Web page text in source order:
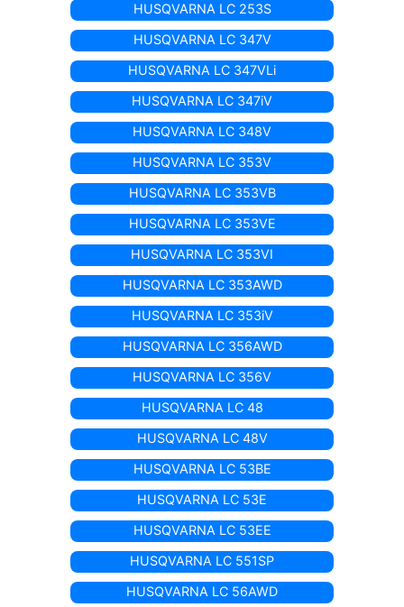
HUSQVARNA LC 253S
HUSQVARNA LC 347V
HUSQVARNA LC 347VLi
HUSQVARNA LC 347iV
HUSQVARNA LC 348V
HUSQVARNA LC 353V
HUSQVARNA LC 353VB
HUSQVARNA LC 353VE
HUSQVARNA LC 353VI
HUSQVARNA LC 353AWD
HUSQVARNA LC 353iV
HUSQVARNA LC 356AWD
HUSQVARNA LC 356V
HUSQVARNA LC 48
HUSQVARNA LC 48V
HUSQVARNA LC 53BE
HUSQVARNA LC 53E
HUSQVARNA LC 53EE
HUSQVARNA LC 551SP
HUSQVARNA LC 56AWD